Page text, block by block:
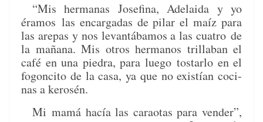
“Mis her­manas Jose­fi­na, Ade­lai­da y yo
éramos las encar­gadas de pilar el maíz para
las arepas y nos lev­an­tábamos a las cua­tro de
la mañana. Mis otros her­manos tril­l­a­ban el
café en una piedra, para luego tostar­lo en el
fogonci­to de la casa, ya que no existían coci­
nas a kerosén.
Mimamá hacía las carao­tas para vender”,